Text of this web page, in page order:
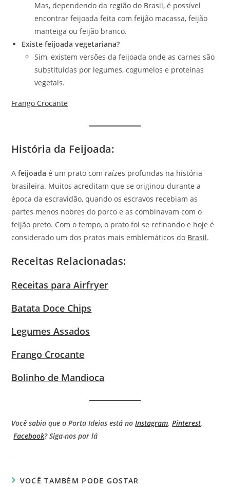
Mas, dependendo da região do Brasil, é possível
encontrar feijoada feita com feijão macassa, feijão
manteiga ou feijão branco.
Existe feijoada vegetariana?
Sim, existem versões da feijoada onde as carnes são
substituídas por legumes, cogumelos e proteínas
vegetais.
Frango Crocante
História da Feijoada:
Afeijoada é um prato com raízes profundas na história
brasileira. Muitos acreditam que se originou durante a
época da escravidão, quando os escravos recebiam as
partes menos nobres do porco e as combinavam com o
feijão preto. Com o tempo, o prato foi se refinando e hoje é
considerado um dos pratos mais emblemáticos do Brasil.
Receitas Relacionadas:
Receitas para Airfryer
Batata Doce Chips
Legumes Assados
Frango Crocante
Bolinho de Mandioca
Você sabia que o Porta Ideias está noInstagram,Pinterest,
Facebook? Siga-nos por lá
VOCÊ TAMBÉM PODE GOSTAR